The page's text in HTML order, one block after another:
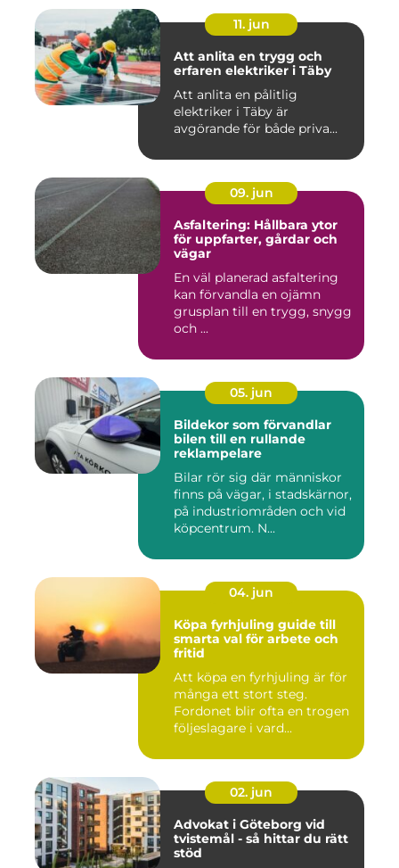
11. jun
Att anlita en trygg och
erfaren elektriker i Täby
Att anlita en pålitlig
elektriker i Täby är
avgörande för både priva...
09. jun
Asfaltering: Hållbara ytor
för uppfarter, gårdar och
vägar
En väl planerad asfaltering
kan förvandla en ojämn
grusplan till en trygg, snygg
och ...
05. jun
Bildekor som förvandlar
bilen till en rullande
reklampelare
Bilar rör sig där människor
finns på vägar, i stadskärnor,
på industriområden och vid
köpcentrum. N...
04. jun
Köpa fyrhjuling guide till
smarta val för arbete och
fritid
Att köpa en fyrhjuling är för
många ett stort steg.
Fordonet blir ofta en trogen
följeslagare i vard...
02. jun
Advokat i Göteborg vid
tvistemål - så hittar du rätt
stöd